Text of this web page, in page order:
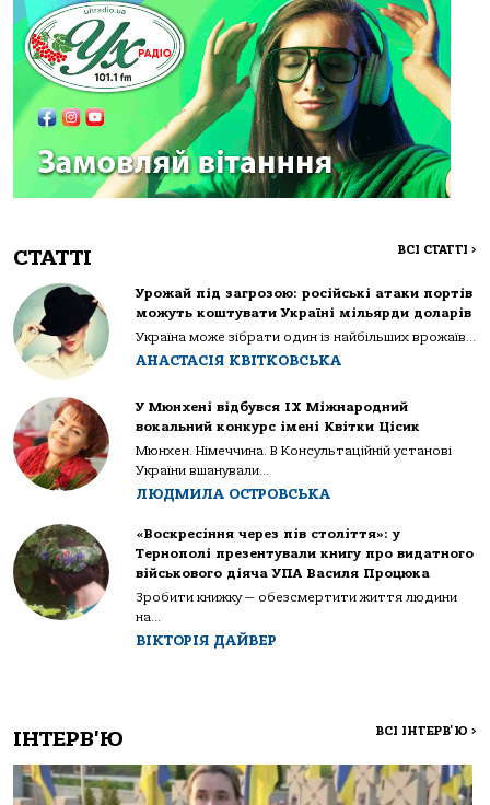
СТАТТІ ВСІ СТАТТІ >
Урожай під загрозою: російські атаки портів
можуть коштувати Україні мільярди доларів
Україна може зібрати один із найбільших врожаїв...
АНАСТАСІЯ КВІТКОВСЬКА
У Мюнхені відбувся IX Міжнародний
вокальний конкурс імені Квітки Цісик
Мюнхен. Німеччина. В Консультаційній установі
України вшанували...
ЛЮДМИЛА ОСТРОВСЬКА
«Воскресіння через пів століття»: у
Тернополі презентували книгу про видатного
військового діяча УПА Василя Процюка
Зробити книжку — обезсмертити життя людини
на...
ВІКТОРІЯ ДАЙВЕР
ІНТЕРВ'Ю ВСІ ІНТЕРВ'Ю >